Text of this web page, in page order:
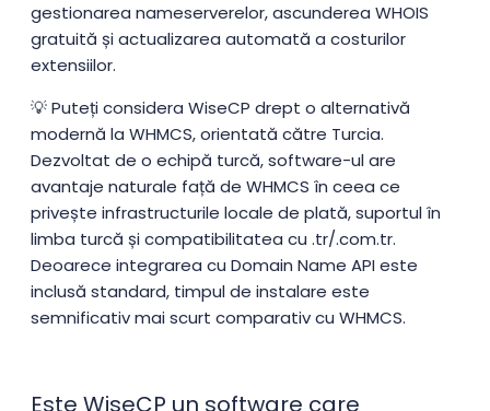
gestionarea nameserverelor, ascunderea WHOIS
gratuită și actualizarea automată a costurilor
extensiilor.
💡 Puteți considera WiseCP drept o alternativă
modernă la WHMCS, orientată către Turcia.
Dezvoltat de o echipă turcă, software-ul are
avantaje naturale față de WHMCS în ceea ce
privește infrastructurile locale de plată, suportul în
limba turcă și compatibilitatea cu .tr/.com.tr.
Deoarece integrarea cu Domain Name API este
inclusă standard, timpul de instalare este
semnificativ mai scurt comparativ cu WHMCS.